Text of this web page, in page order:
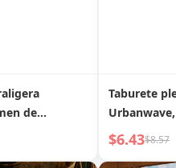
de
Exterior
Taburete
portátil, silla
$6.43$8.57